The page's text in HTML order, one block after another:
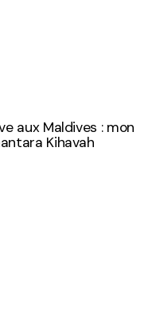
aux Maldives : mon
Kihavah